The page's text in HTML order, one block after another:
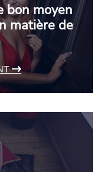
bon moyen
matière de